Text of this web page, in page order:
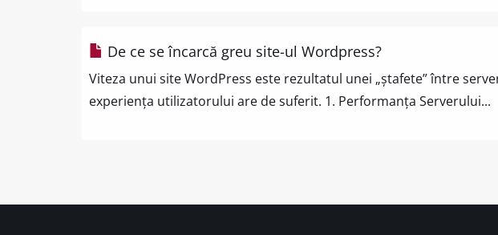
De ce se încarcă greu site-ul Wordpress?
Viteza unui site WordPress este rezultatul unei „ștafete” între
experiența utilizatorului are de suferit. 1. Performanța Serverului...